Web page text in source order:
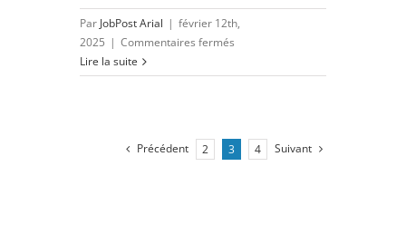
Par JobPost Arial | février 12th,
2025 | Commentaires fermés
EXPERIMENTE
Lire la suite
Précédent 2 3 4 Suivant